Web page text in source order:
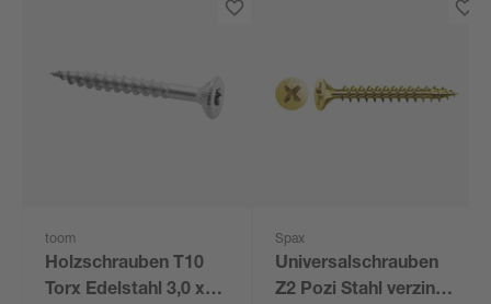
toom
Holzschrauben T10
Torx Edelstahl 3,0 x
Spax
Universalschrauben
Z2 Pozi Stahl verzinkt